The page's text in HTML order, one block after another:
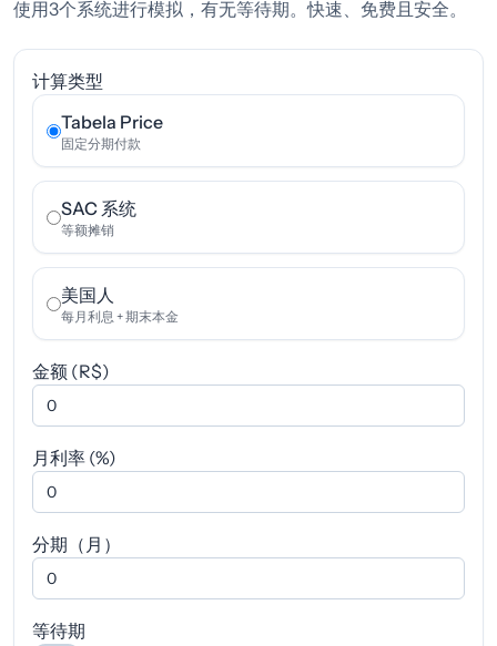
使用3个系统进行模拟，有无等待期。快速、免费且安全。
金额 (R$)
月利率 (%)
分期（月）
计算类型
Tabela Price
固定分期付款
SAC 系统
等额摊销
美国人
每月利息 + 期末本金
等待期